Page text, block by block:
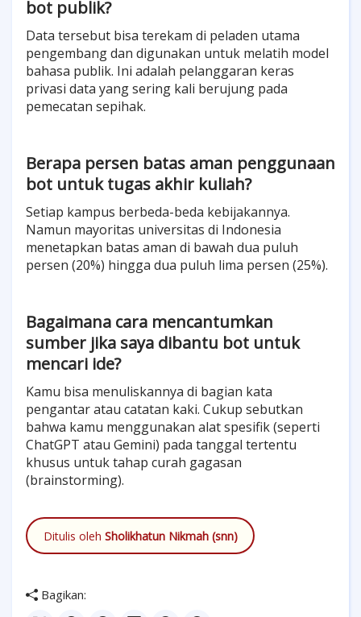
bot publik?
Data tersebut bisa terekam di peladen utama
pengembang dan digunakan untuk melatih model
bahasa publik. Ini adalah pelanggaran keras
privasi data yang sering kali berujung pada
pemecatan sepihak.
Berapa persen batas aman penggunaan
bot untuk tugas akhir kuliah?
Setiap kampus berbeda-beda kebijakannya.
Namun mayoritas universitas di Indonesia
menetapkan batas aman di bawah dua puluh
persen (20%) hingga dua puluh lima persen (25%).
Bagaimana cara mencantumkan
sumber jika saya dibantu bot untuk
mencari ide?
Kamu bisa menuliskannya di bagian kata
pengantar atau catatan kaki. Cukup sebutkan
bahwa kamu menggunakan alat spesifik (seperti
ChatGPT atau Gemini) pada tanggal tertentu
khusus untuk tahap curah gagasan
(brainstorming).
Ditulis oleh Sholikhatun Nikmah (snn)
Bagikan: